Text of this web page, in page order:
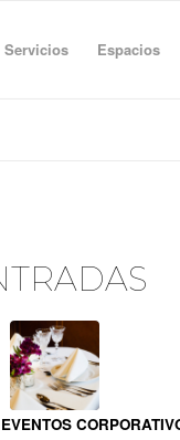
Servicios Espacios
EVENTOS